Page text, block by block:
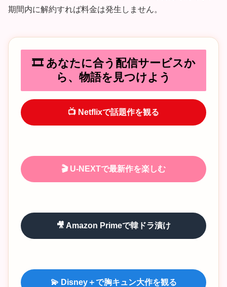
期間内に解約すれば料金は発生しません。
🎞️ あなたに合う配信サービスか
ら、物語を見つけよう
📺 Netflixで話題作を観る
🎬 U-NEXTで最新作を楽しむ
🎥 Amazon Primeで韓ドラ漬け
💫 Disney＋で胸キュン大作を観る